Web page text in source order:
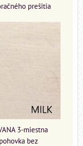
prešitia
3-miestna
pohovka bez